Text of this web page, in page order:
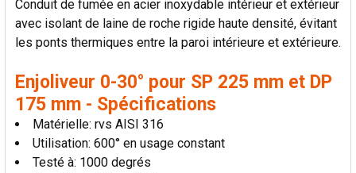
AJOUTER
LA
Conduit de fumée en acier inoxydable intérieur et extérieur
avec isolant de laine de roche rigide haute densité, évitant
les ponts thermiques entre la paroi intérieure et extérieure.
Enjoliveur 0-30° pour SP 225 mm et DP
175 mm - Spécifications
Matérielle: rvs AISI 316
Utilisation: 600° en usage constant
Testé à: 1000 degrés